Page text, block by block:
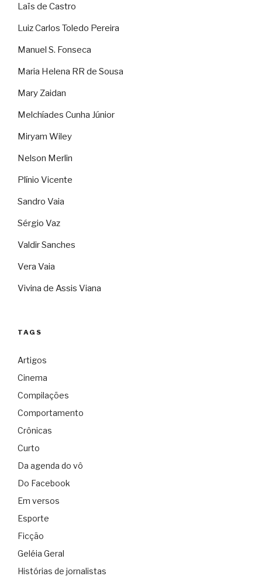
Laïs de Castro
Luiz Carlos Toledo Pereira
Manuel S. Fonseca
Maria Helena RR de Sousa
Mary Zaidan
Melchíades Cunha Júnior
Miryam Wiley
Nelson Merlin
Plínio Vicente
Sandro Vaia
Sérgio Vaz
Valdir Sanches
Vera Vaia
Vivina de Assis Viana
TAGS
Artigos
Cinema
Compilações
Comportamento
Crônicas
Curto
Da agenda do vô
Do Facebook
Em versos
Esporte
Ficção
Geléia Geral
Histórias de jornalistas